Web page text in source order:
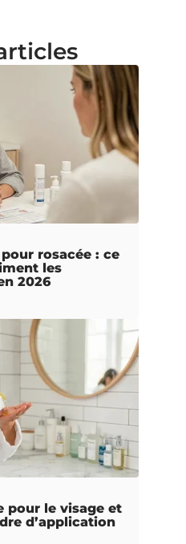
rosacée : ce
les
2026
pour le visage et
d’application